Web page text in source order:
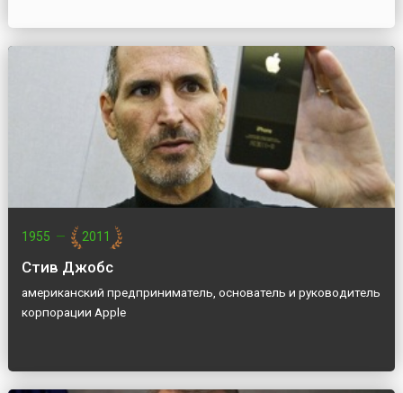
1955 — 2011
Стив Джобс
американский предприниматель, основатель и руководитель
корпорации Apple